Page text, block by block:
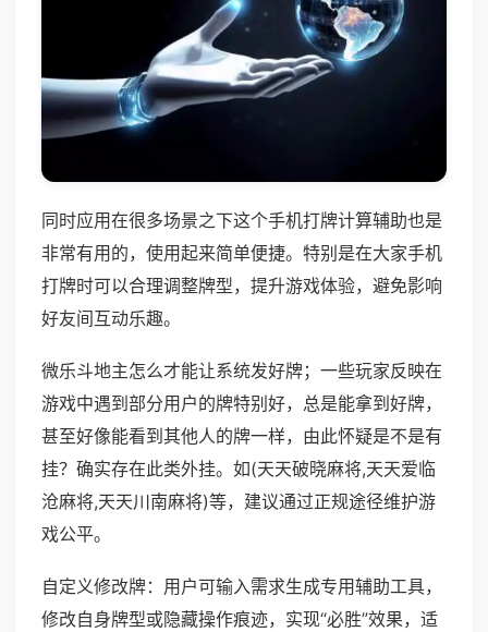
同时应用在很多场景之下这个手机打牌计算辅助也是
非常有用的，使用起来简单便捷。特别是在大家手机
打牌时可以合理调整牌型，提升游戏体验，避免影响
好友间互动乐趣。
微乐斗地主怎么才能让系统发好牌；一些玩家反映在
游戏中遇到部分用户的牌特别好，总是能拿到好牌，
甚至好像能看到其他人的牌一样，由此怀疑是不是有
挂？确实存在此类外挂。如(天天破晓麻将,天天爱临
沧麻将,天天川南麻将)等，建议通过正规途径维护游
戏公平。
自定义修改牌：用户可输入需求生成专用辅助工具，
修改自身牌型或隐藏操作痕迹，实现“必胜”效果，适